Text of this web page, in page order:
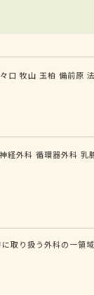
口 牧山 玉柏 備前原
経外科 循環器外科 乳
り扱う外科の一領